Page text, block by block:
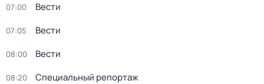
07:00 Вести
07:05 Вести
08:00 Вести
08:20 Специальный репортаж